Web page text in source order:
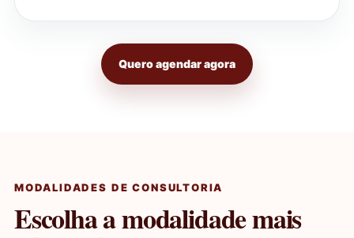
Quero agendar agora
MODALIDADES DE CONSULTORIA
Escolha a modalidade mais